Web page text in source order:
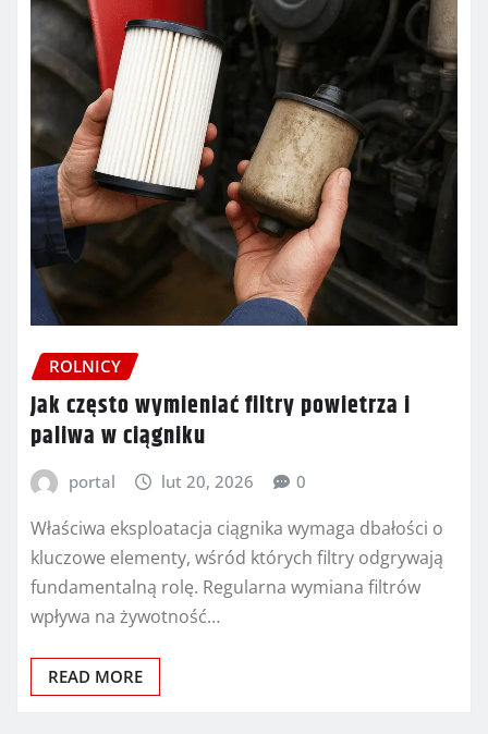
ROLNICY
Jak często wymieniać filtry powietrza i
paliwa w ciągniku
portal lut 20, 2026 0
Właściwa eksploatacja ciągnika wymaga dbałości o
kluczowe elementy, wśród których filtry odgrywają
fundamentalną rolę. Regularna wymiana filtrów
wpływa na żywotność…
READ MORE